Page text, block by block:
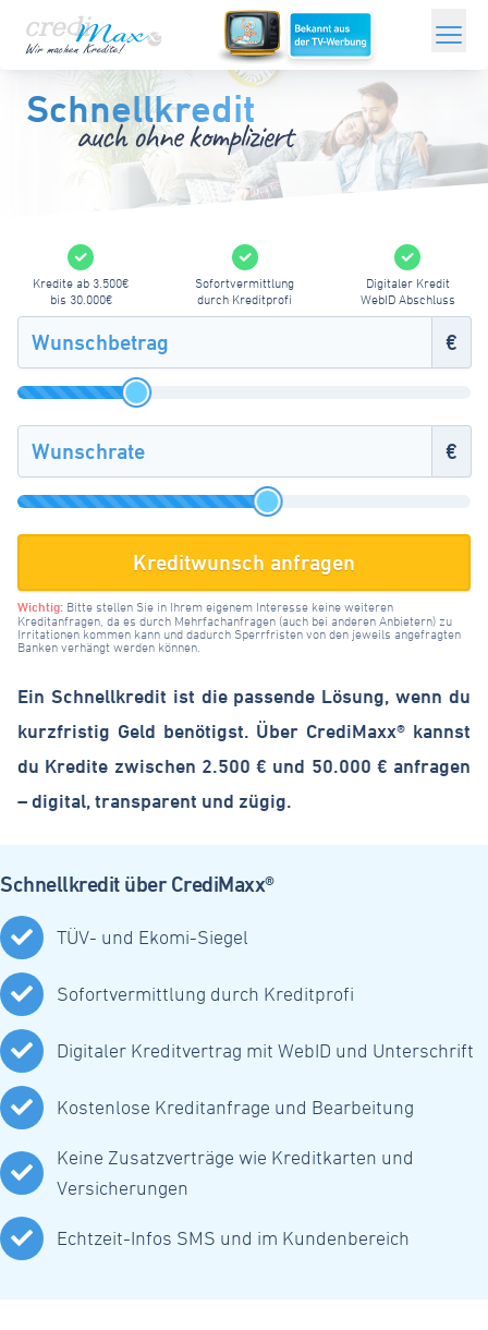
Zum
Hauptinhalt
Sofortkredit
ONLINEKREDITE
Kredit ohne Schufa
Umschuldungskredit
Modernisierungskredit
Grundschulddarlehen
Kredit für Selbstständige
Schnellkredit
Kredite ab 3.500€
bis 30.000€
Sofortvermittlung
durch Kreditprofi
Digitaler Kredit
WebID Abschluss
€
€
Kreditwunsch anfragen
Wichtig: Bitte stellen Sie in Ihrem eigenem Interesse keine weiteren
Kreditanfragen, da es durch Mehrfachanfragen (auch bei anderen Anbietern) zu
Irritationen kommen kann und dadurch Sperrfristen von den jeweils angefragten
Banken verhängt werden können.
Ein Schnellkredit ist die passende Lösung, wenn du
kurzfristig Geld benötigst. Über CrediMaxx® kannst
du Kredite zwischen 2.500 € und 50.000 € anfragen
– digital, transparent und zügig.
Schnellkredit über CrediMaxx®
TÜV- und Ekomi-Siegel
Sofortvermittlung durch Kreditprofi
Digitaler Kreditvertrag mit WebID und Unterschrift
Kostenlose Kreditanfrage und Bearbeitung
Keine Zusatzverträge wie Kreditkarten und
Versicherungen
Echtzeit-Infos SMS und im Kundenbereich